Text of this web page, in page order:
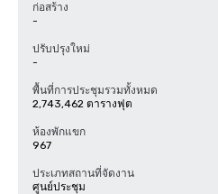
ก่อสร้าง
-
ปรับปรุงใหม่
-
พื้นที่การประชุมรวมทั้งหมด
2,743,462 ตารางฟุต
ห้องพักแขก
967
ประเภทสถานที่จัดงาน
ศูนย์ประชุม